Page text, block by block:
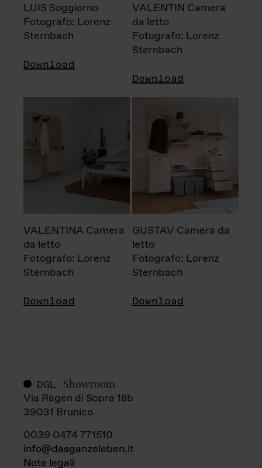
LUIS Soggiorno
Fotografo: Lorenz
Sternbach
Download
VALENTIN Camera
da letto
Fotografo: Lorenz
Sternbach
Download
VALENTINA Camera
da letto
Fotografo: Lorenz
Sternbach
Download
GUSTAV Camera da
letto
Fotografo: Lorenz
Sternbach
Download
DGL Showroom
Via Ragen di Sopra 18b
39031 Brunico
0039 0474 771510
info@dasganzeleben.it
Note legali